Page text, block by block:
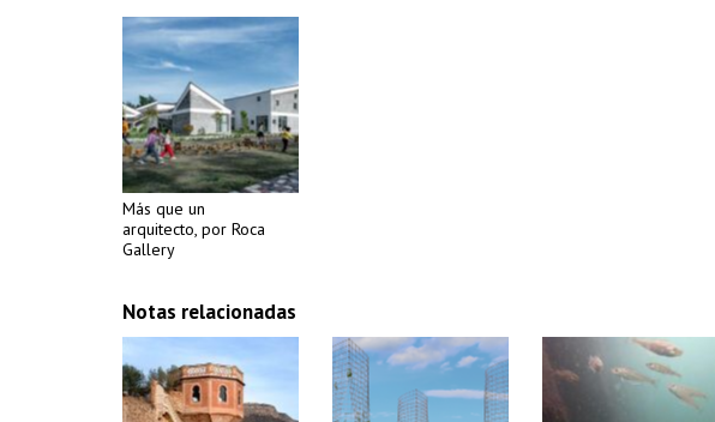
Más que un
arquitecto, por Roca
Gallery
Notas relacionadas